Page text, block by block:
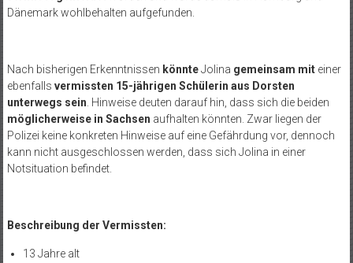
Dänemark wohlbehalten aufgefunden.
Nach bisherigen Erkenntnissen könnteJolina gemeinsam miteiner
ebenfalls vermissten 15-jährigen Schülerin aus Dorsten
unterwegs sein . Hinweise deuten darauf hin, dass sich die beiden
möglicherweise in Sachsen aufhalten könnten. Zwar liegen der
Polizei keine konkreten Hinweise auf eine Gefährdung vor, dennoch
kann nicht ausgeschlossen werden, dass sich Jolina in einer
Notsituation befindet.
Beschreibung der Vermissten:
13 Jahre alt